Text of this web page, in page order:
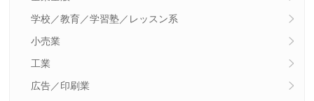
学校／教育／学習塾／レッスン系
小売業
工業
広告／印刷業